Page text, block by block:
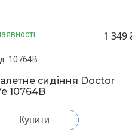
1 349
10764B
сидіння Doctor
10764B
Купити